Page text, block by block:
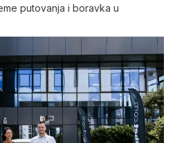
putovanja i boravka u